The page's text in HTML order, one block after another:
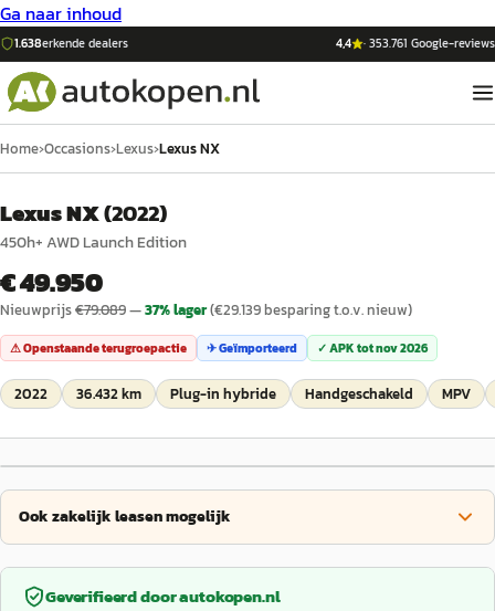
Ga naar inhoud
1.638erkende dealers 4,4 ·353.761 Google-reviews
Home›Occasions›Lexus›Lexus NX
Lexus NX(2022)
450h+ AWD Launch Edition
€ 49.950
Nieuwprijs€79.089—37% lager(€29.139besparing t.o.v. nieuw)
⚠ Openstaande terugroepactie ✈ Geïmporteerd ✓ APK totnov 2026
2022 36.432 km Plug-in hybride Handgeschakeld MPV
Ook zakelijk leasen mogelijk
Geverifieerd doorautokopen.nl